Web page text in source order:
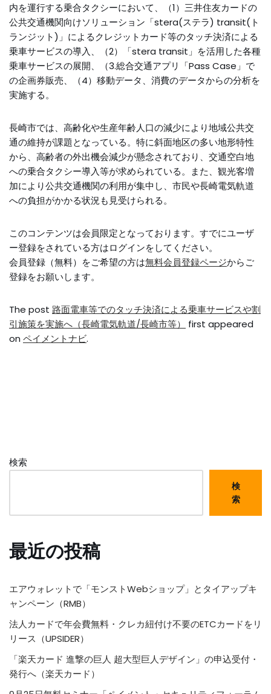
内を運行する乗合タクシーにおいて、（1）三井住友カードの
公共交通機関向けソリューション「stera(ステラ) transit(ト
ランジット)」によるクレジットカード等のタッチ決済による
乗車サービスの導入、（2）「stera transit」を活用した各種
乗車サービスの展開、（3.総合交通アプリ「Pass Case」で
の企画券販売、（4）移動データ、消費のデータからの分析を
実施する。
長崎市では、高齢化や生産年齢人口の減少により地域公共交
通の維持が課題となっている。特に斜面地区の多い地形特性
から、高齢者の外出機会減少が懸念されており、交通空白地
への乗合タクシー導入等が求められている。また、観光客増
加により公共交通機関の利用が集中し、市民や長崎電気軌道
への負担がかかる状況も見受けられる。
このコンテンツは会員限定となっております。すでにユーザ
ー登録をされている方はログインをしてください。
会員登録（無料）をご希望の方は無料会員登録ページからご
登録をお願いします。
The post 路面電車等でのタッチ決済による乗車サービスや割
引施策を実施へ（長崎電気軌道/長崎市等）
first appeared
on ペイメントナビ.
検索
検
索
最近の投稿
エアウォレットで「モンストWebショップ」とタイアップキ
ャンペーン（RMB）
法人カードで年会費無料・クレカ紐付け不要のETCカードをリ
リース（UPSIDER）
「楽天カード 進撃の巨人 超大型巨人デザイン」の申込受付・
発行へ（楽天カード）